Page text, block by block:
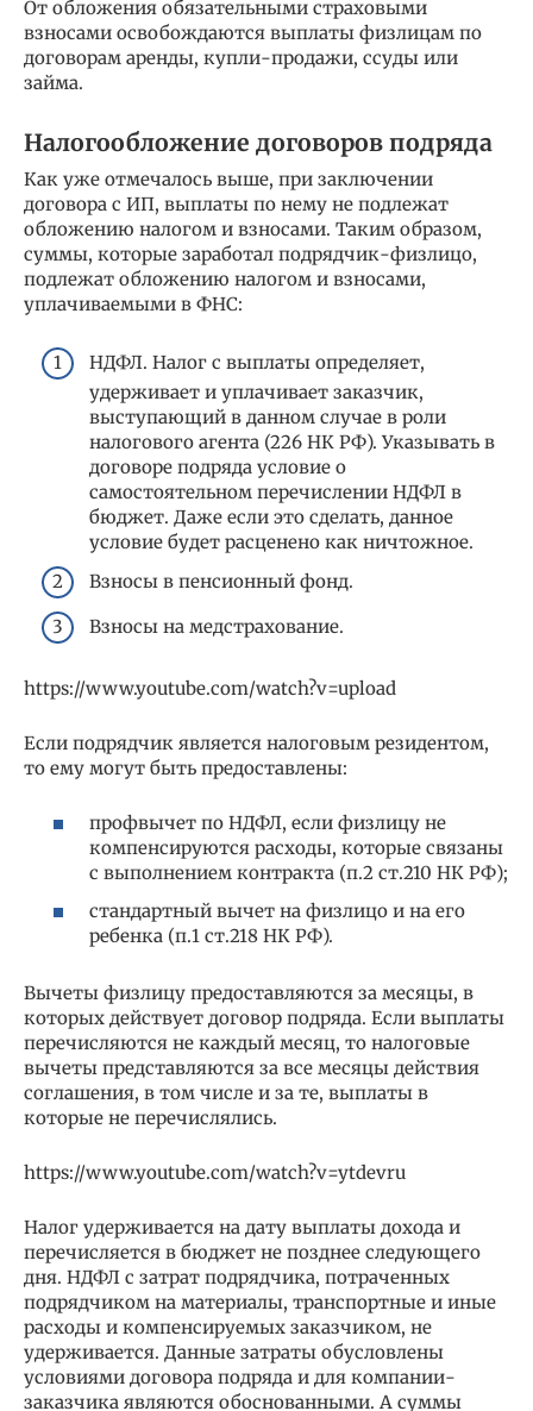
От обложения обязательными страховыми
взносами освобождаются выплаты физлицам по
договорам аренды, купли-продажи, ссуды или
займа.
Налогообложение договоров подряда
Как уже отмечалось выше, при заключении
договора с ИП, выплаты по нему не подлежат
обложению налогом и взносами. Таким образом,
суммы, которые заработал подрядчик-физлицо,
подлежат обложению налогом и взносами,
уплачиваемыми в ФНС:
НДФЛ. Налог с выплаты определяет,
удерживает и уплачивает заказчик,
выступающий в данном случае в роли
налогового агента (226 НК РФ). Указывать в
договоре подряда условие о
самостоятельном перечислении НДФЛ в
бюджет. Даже если это сделать, данное
условие будет расценено как ничтожное.
Взносы в пенсионный фонд.
Взносы на медстрахование.
https://www.youtube.com/watch?v=upload
Если подрядчик является налоговым резидентом,
то ему могут быть предоставлены:
профвычет по НДФЛ, если физлицу не
компенсируются расходы, которые связаны
с выполнением контракта (п.2 ст.210 НК РФ);
стандартный вычет на физлицо и на его
ребенка (п.1 ст.218 НК РФ).
Вычеты физлицу предоставляются за месяцы, в
которых действует договор подряда. Если выплаты
перечисляются не каждый месяц, то налоговые
вычеты представляются за все месяцы действия
соглашения, в том числе и за те, выплаты в
которые не перечислялись.
https://www.youtube.com/watch?v=ytdevru
Налог удерживается на дату выплаты дохода и
перечисляется в бюджет не позднее следующего
дня. НДФЛ с затрат подрядчика, потраченных
подрядчиком на материалы, транспортные и иные
расходы и компенсируемых заказчиком, не
удерживается. Данные затраты обусловлены
условиями договора подряда и для компании-
заказчика являются обоснованными. А суммы